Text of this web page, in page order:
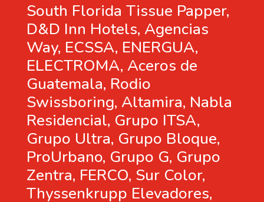
South Florida Tissue Papper,
D&D Inn Hotels, Agencias
Way, ECSSA, ENERGUA,
ELECTROMA, Aceros de
Guatemala, Rodio
Swissboring, Altamira, Nabla
Residencial, Grupo ITSA,
Grupo Ultra, Grupo Bloque,
ProUrbano, Grupo G, Grupo
Zentra, FERCO, Sur Color,
Thyssenkrupp Elevadores,